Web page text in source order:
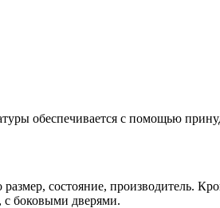
обеспечивается с помощью
состояние, производитель.
с боковыми дверями.